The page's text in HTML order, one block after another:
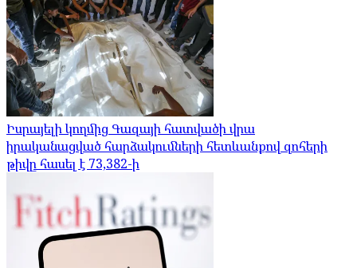
Իսրայելի կողմից Գազայի հատվածի վրա
իրականացված հարձակումների հետևանքով զոհերի
թիվը հասել է 73,382-ի